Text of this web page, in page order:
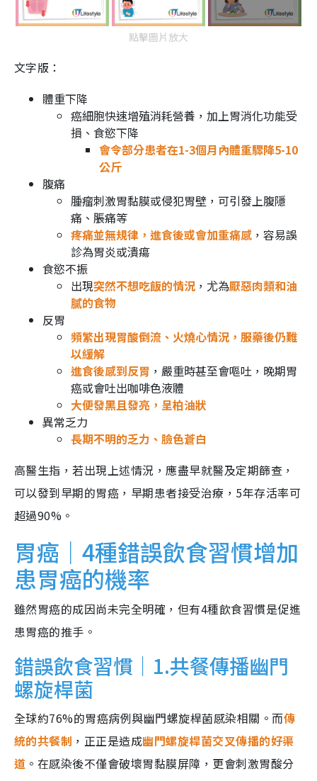
點擊圖片放大
文字版：
體重下降
癌細胞快速增殖消耗營養，加上胃消化功能受
損、食慾下降
會令部分患者在1-3個月內體重驟降5-10
公斤
腹痛
腫瘤刺激胃黏膜或侵犯胃壁，可引發上腹隱
痛、脹痛等
疼痛並無規律，進食後或會加重痛感 ，容易誤
診為胃炎或潰瘍
食慾不振
出現突然不想吃飯的情況 ，尤為厭惡肉類和油
膩的食物
反胃
頻繁出現胃酸倒流、火燒心情況，服藥後仍難
以緩解
進食後感到反胃 ，嚴重時甚至會嘔吐，晚期胃
癌或會吐出咖啡色液體
大便發黑且發亮，呈柏油狀
異常乏力
長期不明的乏力、臉色蒼白
高醫生指，若出現上述情況，應盡早就醫及定期篩查，
可以發到早期的胃癌，早期患者接受治療，5年存活率可
超過90%。
胃癌｜4種錯誤飲食習慣增加
患胃癌的機率
雖然胃癌的成因尚未完全明確，但有4種飲食習慣是促進
患胃癌的推手。
錯誤飲食習慣｜1.共餐傳播幽門
螺旋桿菌
全球約76%的胃癌病例與幽門螺旋桿菌感染相關。而傳
統的共餐制 ，正正是造成幽門螺旋桿菌交叉傳播的好渠
道 。在感染後不僅會破壞胃黏膜屏障，更會刺激胃酸分